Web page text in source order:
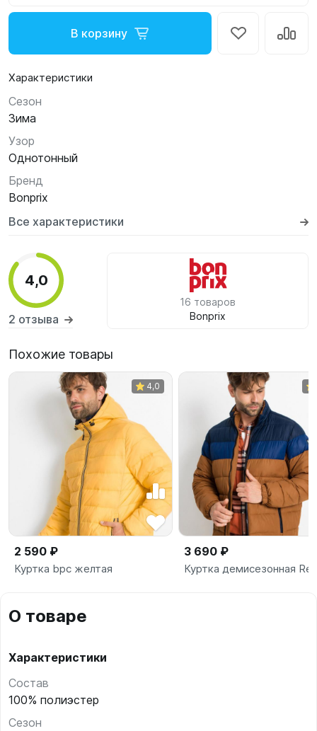
В корзину
Характеристики
Сезон
Зима
Узор
Однотонный
Бренд
Bonprix
Все характеристики
4,0
2 отзыва
16 товаров
Bonprix
Похожие товары
4,0
2 590 ₽
Куртка bpc желтая
3 690 ₽
Куртка демисезонная
О товаре
Характеристики
Состав
100% полиэстер
Сезон